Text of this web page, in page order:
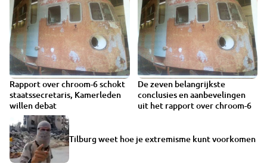
Rapport over chroom-6 schokt
staatssecretaris, Kamerleden
willen debat
VIDEO
De zeven belangrijkste
conclusies en aanbevelingen
uit het rapport over chroom-6
Tilburg weet hoe je extremisme kunt voorkomen